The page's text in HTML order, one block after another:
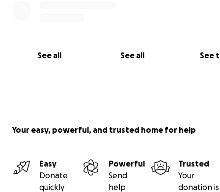
See all See all See
Your easy, powerful, and trusted home for help
Easy
Donate
quickly
Powerful
Send
help
Trusted
Your
donation is